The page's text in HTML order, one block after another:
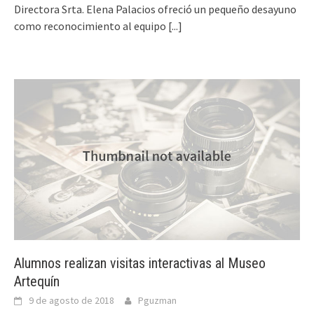
Directora Srta. Elena Palacios ofreció un pequeño desayuno
como reconocimiento al equipo [...]
Alumnos realizan visitas interactivas al Museo
Artequín
9 de agosto de 2018 Pguzman